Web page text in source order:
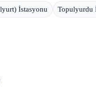
İstasyonu Topulyurdu